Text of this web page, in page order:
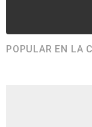
POPULAR EN LA